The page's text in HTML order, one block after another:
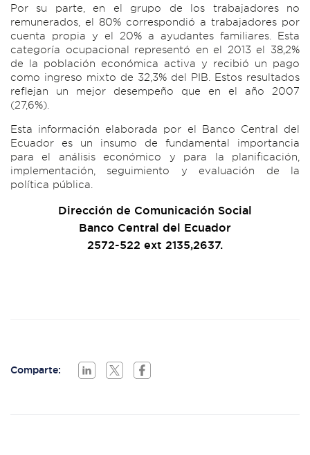
Por su parte, en el grupo de los trabajadores no
remunerados, el 80% correspondió a trabajadores por
cuenta propia y el 20% a ayudantes familiares. Esta
categoría ocupacional representó en el 2013 el 38,2%
de la población económica activa y recibió un pago
como ingreso mixto de 32,3% del PIB. Estos resultados
reflejan un mejor desempeño que en el año 2007
(27,6%).
Esta información elaborada por el Banco Central del
Ecuador es un insumo de fundamental importancia
para el análisis económico y para la planificación,
implementación, seguimiento y evaluación de la
política pública.
Dirección de Comunicación Social
Banco Central del Ecuador
2572-522 ext 2135,2637.
Comparte: